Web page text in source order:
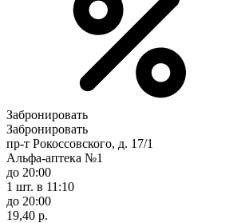
Забронировать
Забронировать
пр-т Рокоссовского, д. 17/1
Альфа-аптека №1
до 20:00
1 шт. в 11:10
до 20:00
19,40 р.